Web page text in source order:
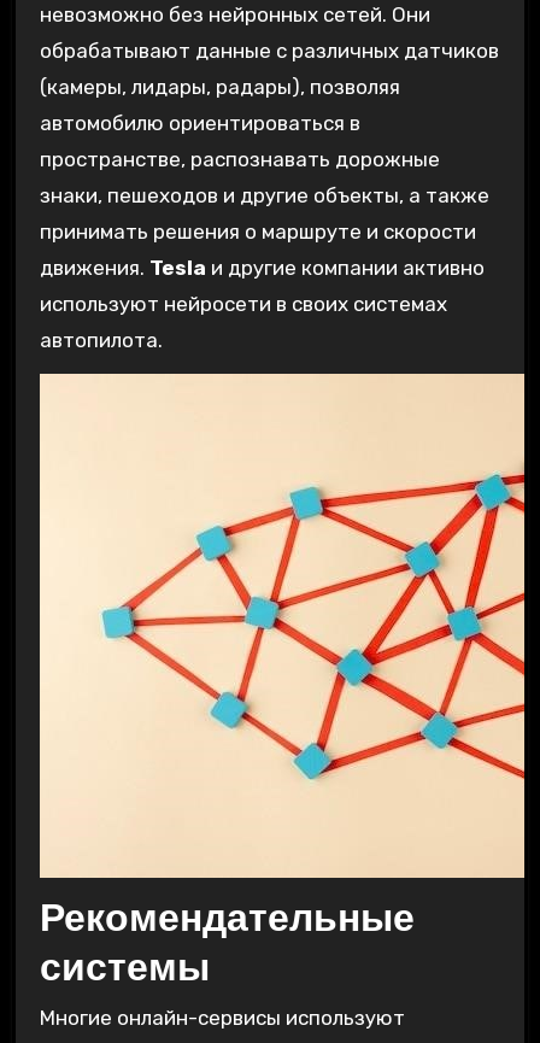
невозможно без нейронных сетей. Они
обрабатывают данные с различных датчиков
(камеры‚ лидары‚ радары)‚ позволяя
автомобилю ориентироваться в
пространстве‚ распознавать дорожные
знаки‚ пешеходов и другие объекты‚ а также
принимать решения о маршруте и скорости
движения. Tesla и другие компании активно
используют нейросети в своих системах
автопилота.
Рекомендательные
системы
Многие онлайн-сервисы используют